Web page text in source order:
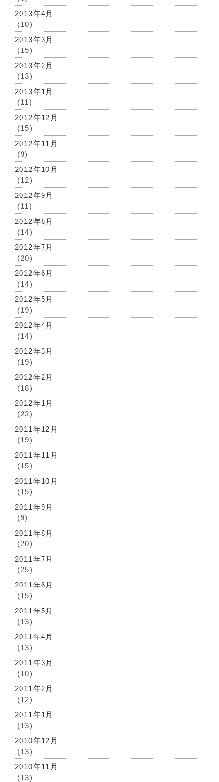
2013年4月
(10)
2013年3月
(15)
2013年2月
(13)
2013年1月
(11)
2012年12月
(15)
2012年11月
(9)
2012年10月
(12)
2012年9月
(11)
2012年8月
(14)
2012年7月
(20)
2012年6月
(14)
2012年5月
(19)
2012年4月
(14)
2012年3月
(19)
2012年2月
(18)
2012年1月
(23)
2011年12月
(19)
2011年11月
(15)
2011年10月
(15)
2011年9月
(9)
2011年8月
(20)
2011年7月
(25)
2011年6月
(15)
2011年5月
(13)
2011年4月
(13)
2011年3月
(10)
2011年2月
(12)
2011年1月
(13)
2010年12月
(13)
2010年11月
(13)